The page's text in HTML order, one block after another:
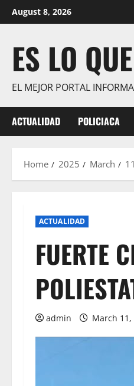
Skip
to
August 8, 2026
ES LO
EL MEJOR PORTAL
ACTUALIDAD POLICIACA
Home 2025 March 11
ACTUALIDAD
FUERTE
admin March 11,